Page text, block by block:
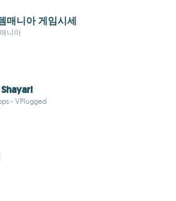
매니아 게임시세
니아
- VPlugged